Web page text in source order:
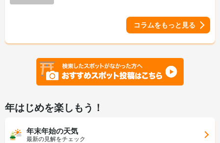
コラムをもっと見る
年はじめを楽しもう！
年末年始の天気
最新の見解をチェック